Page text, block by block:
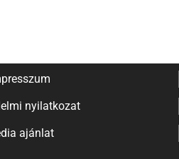
nyilatkozat
ajánlat